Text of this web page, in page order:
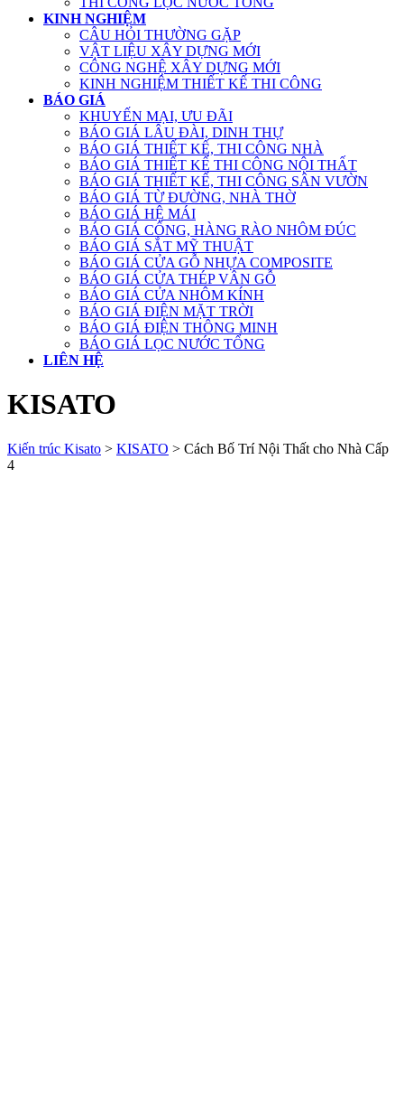
KINH NGHIỆM
CÂU HỎI THƯỜNG GẶP
VẬT LIỆU XÂY DỰNG MỚI
CÔNG NGHỆ XÂY DỰNG MỚI
KINH NGHIỆM THIẾT KẾ THI CÔNG
BÁO GIÁ
KHUYẾN MẠI, ƯU ĐÃI
BÁO GIÁ LÂU ĐÀI, DINH THỰ
BÁO GIÁ THIẾT KẾ, THI CÔNG NHÀ
BÁO GIÁ THIẾT KẾ THI CÔNG NỘI THẤT
BÁO GIÁ THIẾT KẾ, THI CÔNG SÂN VƯỜN
BÁO GIÁ TỪ ĐƯỜNG, NHÀ THỜ
BÁO GIÁ HỆ MÁI
BÁO GIÁ CỔNG, HÀNG RÀO NHÔM ĐÚC
BÁO GIÁ SẮT MỸ THUẬT
BÁO GIÁ CỬA GỖ NHỰA COMPOSITE
BÁO GIÁ CỬA THÉP VÂN GỖ
BÁO GIÁ CỬA NHÔM KÍNH
BÁO GIÁ ĐIỆN MẶT TRỜI
BÁO GIÁ ĐIỆN THÔNG MINH
BÁO GIÁ LỌC NƯỚC TỔNG
LIÊN HỆ
KISATO
Kiến trúc Kisato > KISATO > Cách Bố Trí Nội Thất cho Nhà Cấp
4